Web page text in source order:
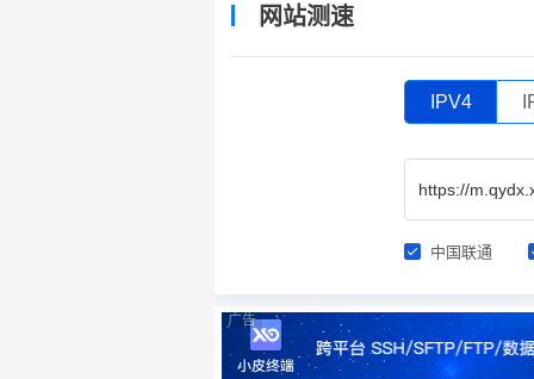
网站测速
IPV4
中国联通
广告